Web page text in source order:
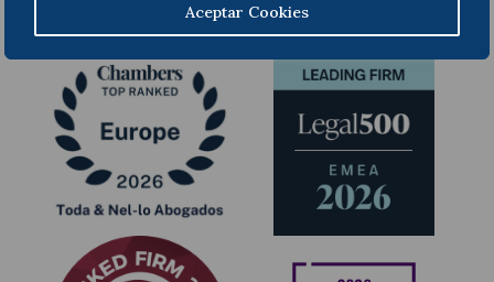
Aceptar Cookies